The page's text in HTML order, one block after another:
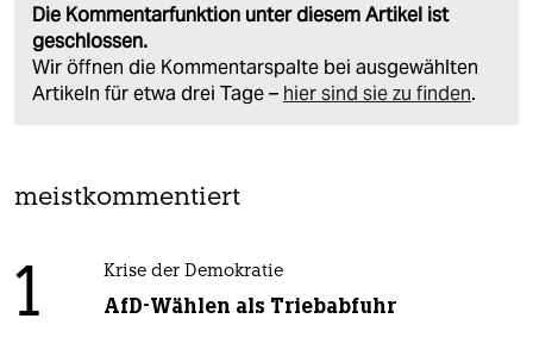
Die Kommentarfunktion unter diesem Artikel ist
geschlossen.
Wir öffnen die Kommentarspalte bei ausgewählten
Artikeln für etwa drei Tage – hier sind sie zu finden.
meistkommentiert
1 Krise der Demokratie
AfD-Wählen als Triebabfuhr